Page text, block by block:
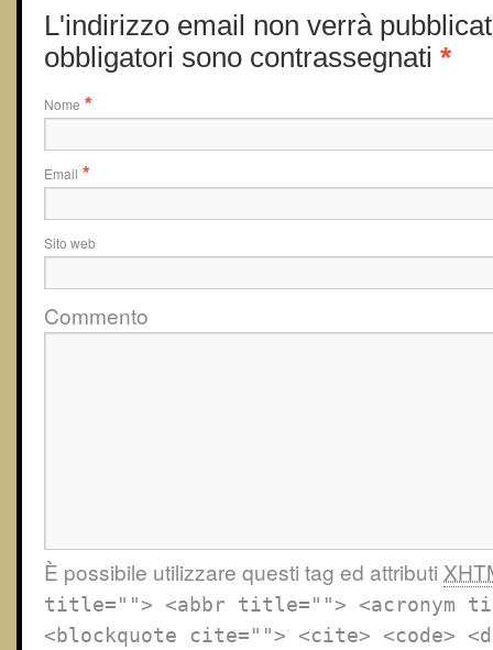
L'indirizzo email non verrà
obbligatori sono contrassegnati *
Nome *
Email *
Sito web
Commento
È possibile utilizzare questi tag ed attributi
title=""> <abbr title=""> <acronym
<blockquote cite=""> <cite> <code>